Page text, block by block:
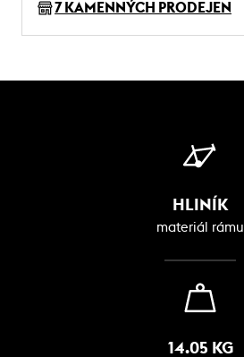
7 KAMENNÝCH PRODEJEN
HLINÍK
materiál rámu
14.05 KG